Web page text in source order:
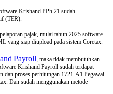
Krishand PPh 21 sudah
(TER).
pajak, mulai tahun 2025 software
yang siap diupload pada sistem Coretax.
Payroll, maka tidak membutuhkan
Krishand Payroll sudah terdapat
dan proses perhitungan 1721-A1 Pegawai
Dan sudah menggunakan metode